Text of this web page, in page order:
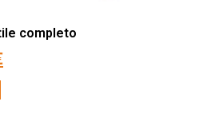
completo